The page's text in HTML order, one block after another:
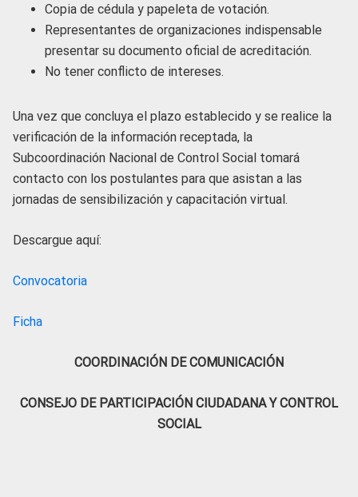
Copia de cédula y papeleta de votación.
Representantes de organizaciones indispensable
presentar su documento oficial de acreditación.
No tener conflicto de intereses.
Una vez que concluya el plazo establecido y se realice la
verificación de la información receptada, la
Subcoordinación Nacional de Control Social tomará
contacto con los postulantes para que asistan a las
jornadas de sensibilización y capacitación virtual.
Descargue aquí:
Convocatoria
Ficha
COORDINACIÓN DE COMUNICACIÓN
CONSEJO DE PARTICIPACIÓN CIUDADANA Y CONTROL
SOCIAL